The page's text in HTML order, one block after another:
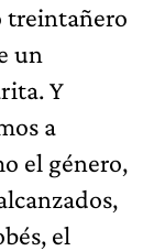
treintañero
un
Y
a
el género,
el